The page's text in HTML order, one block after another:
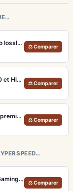
Sonos Ace – Casque ANC premium audio lossless et Dolby Atmos
⚖ Comparer
Huawei FreeBuds 7i – Écouteurs ANC 4.0 et Hi-Res LDAC pour moins de 100€
⚖ Comparer
Bose QuietComfort Ultra – Casque ANC premium avec son spatial immersif et autonomie 30h
⚖ Comparer
Beyerdynamic MMX 300 Pro – Casque Gaming Filaire avec Micro Studio
⚖ Comparer